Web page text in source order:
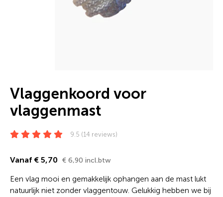
Vlaggenkoord voor
vlaggenmast
9.5 (14 reviews)
Vanaf € 5,70 € 6,90 incl.btw
Een vlag mooi en gemakkelijk ophangen aan de mast lukt
natuurlijk niet zonder vlaggentouw. Gelukkig hebben we bij